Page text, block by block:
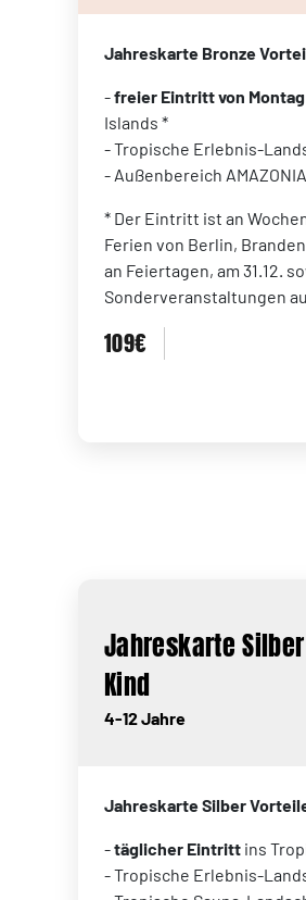
Jahreskarte Bronze
-freier Eintritt von
Islands *
- Tropische Erlebnis-
- Außenbereich AMAZONIA
* Der Eintritt ist an
Ferien von Berlin,
an Feiertagen, am 31.12.
Sonderveranstaltungen
109€
Jahreskarte Silber
Kind
4-12 Jahre
Jahreskarte Silber
-täglicher Eintritt ins
- Tropische Erlebnis-